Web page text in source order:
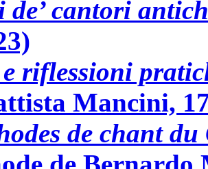
cantori
e riflessioni
Mancini,
de chant